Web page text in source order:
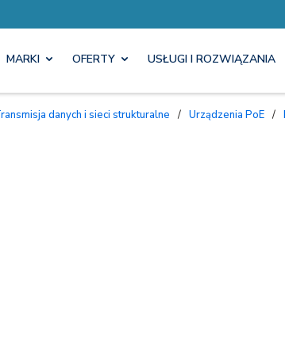
MARKI OFERTY USŁUGI I ROZWIĄZANIA
Transmisja danych i sieci strukturalne / Urządzenia PoE /